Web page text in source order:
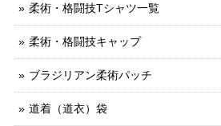
柔術・格闘技Tシャツ一覧
柔術・格闘技キャップ
ブラジリアン柔術パッチ
道着（道衣）袋